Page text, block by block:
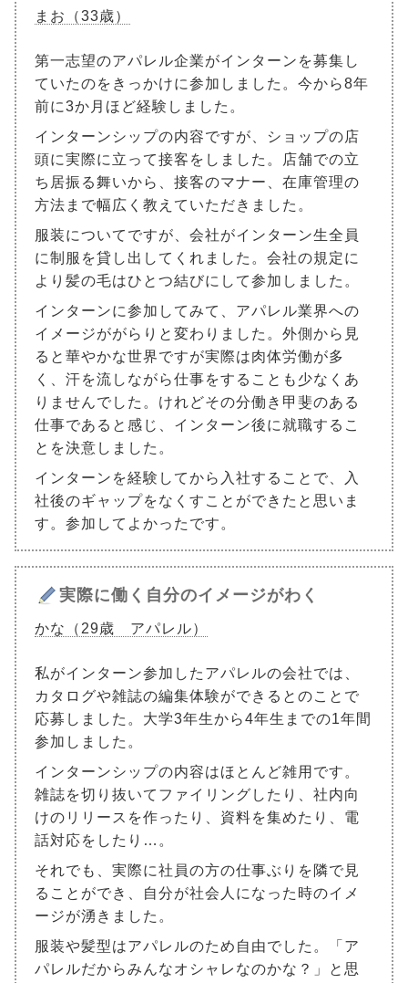
まお（33歳）
第一志望のアパレル企業がインターンを募集し
ていたのをきっかけに参加しました。今から8年
前に3か月ほど経験しました。
インターンシップの内容ですが、ショップの店
頭に実際に立って接客をしました。店舗での立
ち居振る舞いから、接客のマナー、在庫管理の
方法まで幅広く教えていただきました。
服装についてですが、会社がインターン生全員
に制服を貸し出してくれました。会社の規定に
より髪の毛はひとつ結びにして参加しました。
インターンに参加してみて、アパレル業界への
イメージががらりと変わりました。外側から見
ると華やかな世界ですが実際は肉体労働が多
く、汗を流しながら仕事をすることも少なくあ
りませんでした。けれどその分働き甲斐のある
仕事であると感じ、インターン後に就職するこ
とを決意しました。
インターンを経験してから入社することで、入
社後のギャップをなくすことができたと思いま
す。参加してよかったです。
実際に働く自分のイメージがわく
かな（29歳 アパレル）
私がインターン参加したアパレルの会社では、
カタログや雑誌の編集体験ができるとのことで
応募しました。大学3年生から4年生までの1年間
参加しました。
インターンシップの内容はほとんど雑用です。
雑誌を切り抜いてファイリングしたり、社内向
けのリリースを作ったり、資料を集めたり、電
話対応をしたり…。
それでも、実際に社員の方の仕事ぶりを隣で見
ることができ、自分が社会人になった時のイメ
ージが湧きました。
服装や髪型はアパレルのため自由でした。「ア
パレルだからみんなオシャレなのかな？」と思